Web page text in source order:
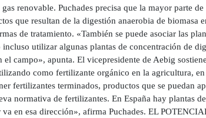
renovable. Puchades precisa que la mayor parte
que resultan de la digestión anaerobia de biomasa
de tratamiento. «También se puede asociar las
utilizar algunas plantas de concentración de
campo», apunta. El vicepresidente de Aebig
como fertilizante orgánico en la agricultura,
fertilizantes terminados, productos que se puedan
normativa de fertilizantes. En España hay plantas
en esa dirección», afirma Puchades. EL